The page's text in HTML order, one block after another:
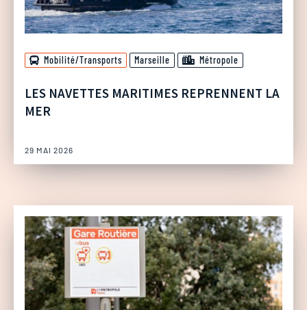
Mobilité/Transports Marseille Métropole
LES NAVETTES MARITIMES REPRENNENT LA
MER
29 MAI 2026